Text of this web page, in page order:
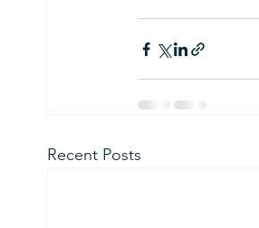
Recent Posts